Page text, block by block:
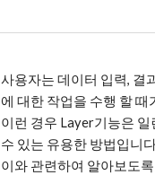
사용자는 데이터 입력, 결
에 대한 작업을 수행 할 때
이런 경우 Layer기능은
수 있는 유용한 방법입니
이와 관련하여 알아보도